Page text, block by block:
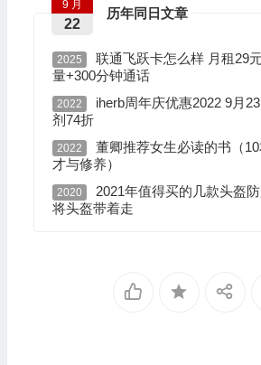
历年同日文章
9 月
22
2025
联通飞跃卡怎么样 月租29
量+300分钟通话
2022
iherb周年庆优惠2022 9月
剂74折
2022
董卿推荐女生必读的书（
才与修养）
2020
2021年值得买的几款头盔
将头盔带着走